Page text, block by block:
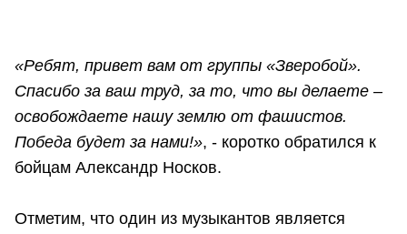
«Ребят, привет вам от группы «Зверобой».
Спасибо за ваш труд, за то, что вы делаете –
освобождаете нашу землю от фашистов.
Победа будет за нами!», - коротко обратился к
бойцам Александр Носков.
Отметим, что один из музыкантов является